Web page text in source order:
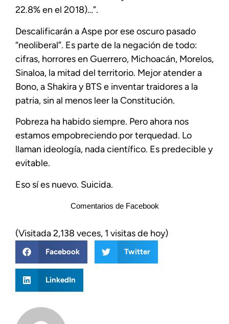
22.8% en el 2018)…”.
Descalificarán a Aspe por ese oscuro pasado
“neoliberal”. Es parte de la negación de todo:
cifras, horrores en Guerrero, Michoacán, Morelos,
Sinaloa, la mitad del territorio. Mejor atender a
Bono, a Shakira y BTS e inventar traidores a la
patria, sin al menos leer la Constitución.
Pobreza ha habido siempre. Pero ahora nos
estamos empobreciendo por terquedad. Lo
llaman ideología, nada científico. Es predecible y
evitable.
Eso sí es nuevo. Suicida.
Comentarios de Facebook
(Visitada 2,138 veces, 1 visitas de hoy)
Facebook Twitter
LinkedIn